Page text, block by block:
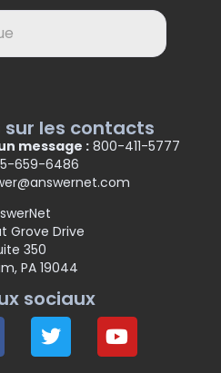
les contacts
message : 800-411-5777
659-6486
Grove Drive
350
PA 19044
sociaux